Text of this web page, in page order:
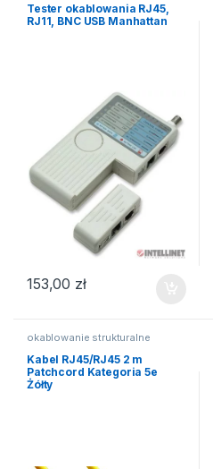
Tester okablowania RJ45,
RJ11, BNC USB Manhattan
153,00 zł
okablowanie strukturalne
Kabel RJ45/RJ45 2 m
Patchcord Kategoria 5e
Żółty